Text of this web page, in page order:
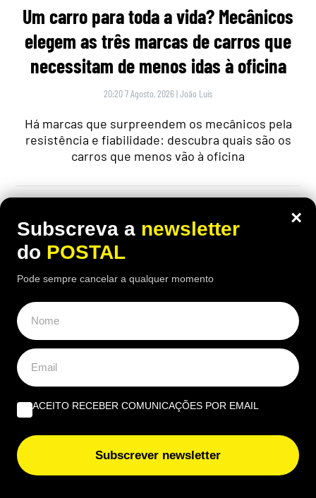
Um carro para toda a vida? Mecânicos
elegem as três marcas de carros que
necessitam de menos idas à oficina
20:20 7 Agosto, 2026 |João Luís
Há marcas que surpreendem os mecânicos pela
resistência e fiabilidade: descubra quais são os
carros que menos vão à oficina
Viu um carro estacionado com cartão
nas rodas? Este é o motivo (e não tem
×
Subscreva a newsletter
do POSTAL
Pode sempre cancelar a qualquer momento
ACEITO RECEBER COMUNICAÇÕES POR EMAIL
Subscrever newsletter